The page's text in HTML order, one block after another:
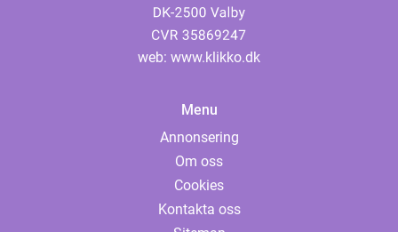
web: www.klikko.dk
Menu
Annonsering
Om oss
Cookies
Kontakta oss